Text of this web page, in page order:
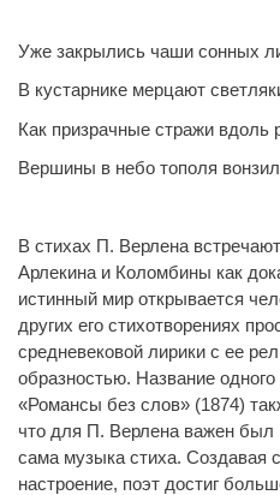
Уже закрылись чаши сонных
В кустарнике мерцают
Как призрачные стражи вдоль
Вершины в небо тополя
В стихах П. Верлена
Арлекина и Коломбины как
истинный мир открывается
других его стихотворениях
средневековой лирики с ее
образностью. Название одного
«Романсы без слов» (1874)
что для П. Верлена важен был
сама музыка стиха. Создавая
настроение, поэт достиг